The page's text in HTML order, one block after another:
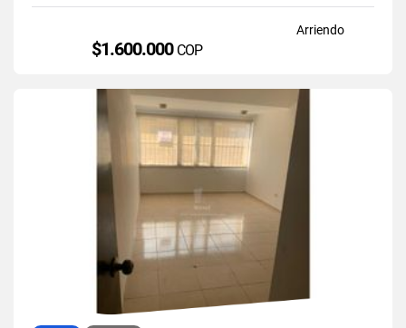
Arriendo
$1.600.000 COP